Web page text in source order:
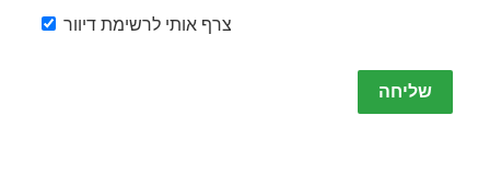
צרף אותי לרשימת דיוור
Please
leave